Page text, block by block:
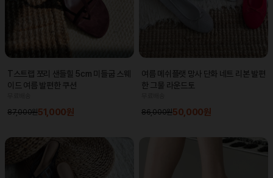
T스트랩 쪼리 샌들힐 5cm 미들굽 스웨
이드 여름 발편한 쿠션
87,000원51,000원
여름 메쉬플랫 망사 단화 네트 리본 발편
한 그물 라운드토
86,000원50,000원